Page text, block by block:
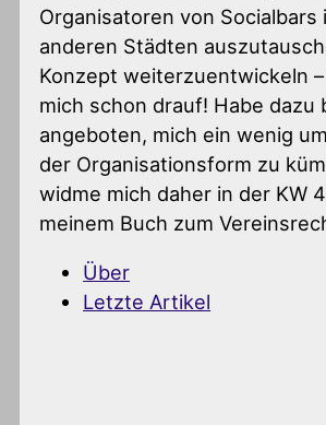
Organisatoren von Socialbars
anderen Städten
Konzept weiterzuentwickeln
mich schon drauf! Habe dazu
angeboten, mich ein wenig
der Organisationsform zu
widme mich daher in der KW
meinem Buch zum
Über
Letzte Artikel